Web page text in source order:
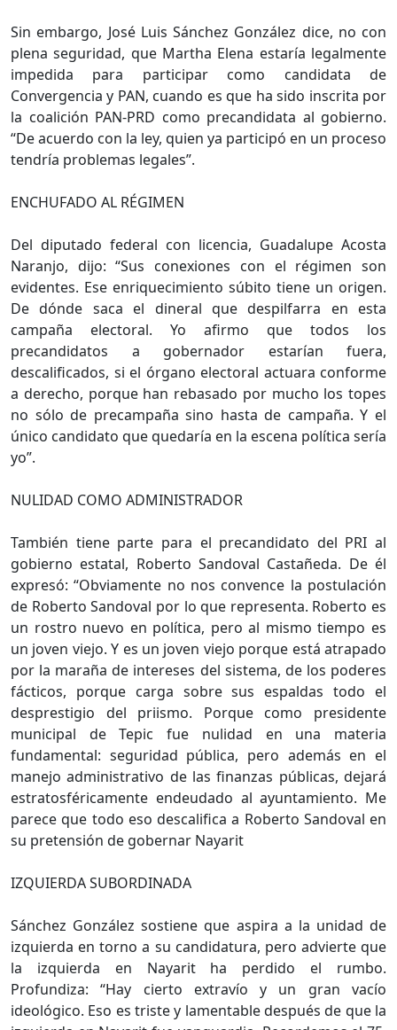
Sin embargo, José Luis Sánchez González dice, no con
plena seguridad, que Martha Elena estaría legalmente
impedida para participar como candidata de
Convergencia y PAN, cuando es que ha sido inscrita por
la coalición PAN-PRD como precandidata al gobierno.
“De acuerdo con la ley, quien ya participó en un proceso
tendría problemas legales”.
ENCHUFADO AL RÉGIMEN
Del diputado federal con licencia, Guadalupe Acosta
Naranjo, dijo: “Sus conexiones con el régimen son
evidentes. Ese enriquecimiento súbito tiene un origen.
De dónde saca el dineral que despilfarra en esta
campaña electoral. Yo afirmo que todos los
precandidatos a gobernador estarían fuera,
descalificados, si el órgano electoral actuara conforme
a derecho, porque han rebasado por mucho los topes
no sólo de precampaña sino hasta de campaña. Y el
único candidato que quedaría en la escena política sería
yo”.
NULIDAD COMO ADMINISTRADOR
También tiene parte para el precandidato del PRI al
gobierno estatal, Roberto Sandoval Castañeda. De él
expresó: “Obviamente no nos convence la postulación
de Roberto Sandoval por lo que representa. Roberto es
un rostro nuevo en política, pero al mismo tiempo es
un joven viejo. Y es un joven viejo porque está atrapado
por la maraña de intereses del sistema, de los poderes
fácticos, porque carga sobre sus espaldas todo el
desprestigio del priismo. Porque como presidente
municipal de Tepic fue nulidad en una materia
fundamental: seguridad pública, pero además en el
manejo administrativo de las finanzas públicas, dejará
estratosféricamente endeudado al ayuntamiento. Me
parece que todo eso descalifica a Roberto Sandoval en
su pretensión de gobernar Nayarit
IZQUIERDA SUBORDINADA
Sánchez González sostiene que aspira a la unidad de
izquierda en torno a su candidatura, pero advierte que
la izquierda en Nayarit ha perdido el rumbo.
Profundiza: “Hay cierto extravío y un gran vacío
ideológico. Eso es triste y lamentable después de que la